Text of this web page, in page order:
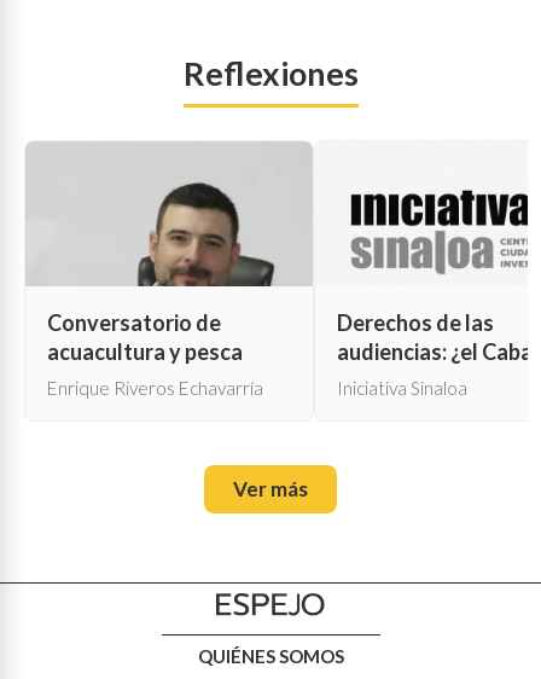
Reflexiones
Conversatorio de
acuacultura y pesca
Enrique Riveros Echavarría
Derechos de las
audiencias: ¿el
de Troya para la
Iniciativa Sinaloa
Ver más
QUIÉNES SOMOS